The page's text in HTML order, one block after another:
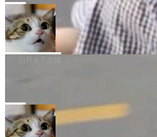
给 OpenAI 总法律顾问 Che Chang 发了封邮
件，附了一封长信，要求 OpenAI 配合调查前
果员工带走机密信...
你的，AI写AI的，同屏协作互不干扰。一句话
AI帮你干活，现在开启全新体验！ 温馨提示：
体验WorkBuddy鸿蒙PC版前，请将 HUAWEI
atePad Edge 升级至 HarmonyOS 6.1.0.135S
P9 patch03及以上版本。 *升级路径：设置 >
布了 9.0 版本。这个版本除了带来新一代音视
处理能力和硬件加速支持之外，还有一个特殊
处：FFmpeg 9.0 的代号是“Lei”。 这个名字，
来自中国开发者雷霄骅（Lei Xiaohua）。 对
很多中国音视频开发者而言，这个名字并不陌
“启蒙老师”。 而今年，恰好是雷霄骅离世十周
年。FFmpeg 社区最终选择用一个大版本的名
字，留下了这份纪念。 雷霄骅曾是中国传媒大学
局
亚马逊成本失控：AI 写代码烧掉 1215
万元，超预算 860%
外媒近日曝光了亚马逊的多份内部报告显示，
导致公司在多个项目上超支。《金融时报》报道
编写程序，目标是完成电商平台作者信息与商品
列表的数据匹配 —— 一项常规的数据处理任
务，最终却产生了 180 万美元的账单，实际支
白开水不加糖
e CEO Clément Delangue 在 CNBC 的采访里
没有拐弯抹角。他说中国正在赢得 AI 竞赛，而
且按目前的速度，中国 AI 工具预计在今年底或
局
当 AI agent 把源码变成了最好的扩展系